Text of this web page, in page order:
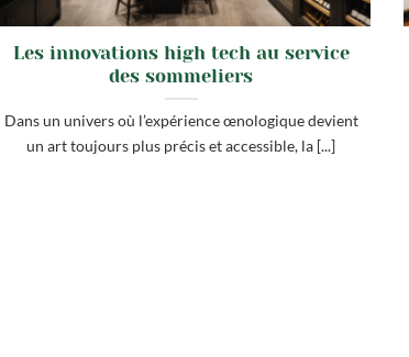
Les innovations high tech au service
des sommeliers
Dans un univers où l’expérience œnologique devient
un art toujours plus précis et accessible, la [...]